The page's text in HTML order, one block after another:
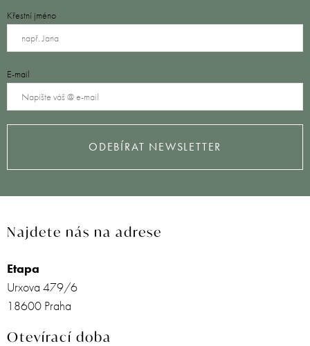
Křestní jméno
E-mail
ODEBÍRAT NEWSLETTER
Najdete nás na adrese
Etapa
Urxova 479/6
18600 Praha
Otevírací doba